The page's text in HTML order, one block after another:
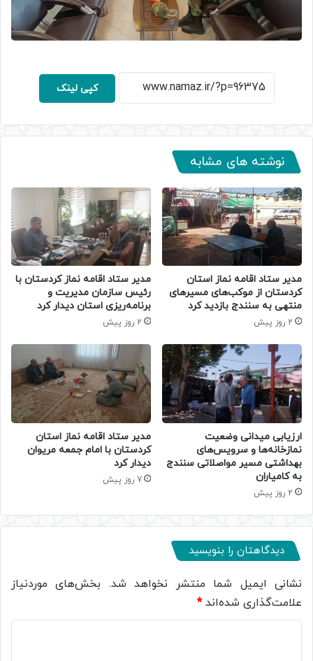
کپی لینک
نوشته های مشابه
مدیر ستاد اقامه نماز استان
کردستان از موکب‌های مسیرهای
منتهی به سنندج بازدید کرد
2 روز پیش
مدیر ستاد اقامه نماز کردستان با
رئیس سازمان مدیریت و
برنامه‌ریزی استان دیدار کرد
2 روز پیش
ارزیابی میدانی وضعیت
نمازخانه‌ها و سرویس‌های
بهداشتی مسیر مواصلاتی سنندج
به کامیاران
2 روز پیش
مدیر ستاد اقامه نماز استان
کردستان با امام جمعه مریوان
دیدار کرد
7 روز پیش
دیدگاهتان را بنویسید
نشانی ایمیل شما منتشر نخواهد شد. بخش‌های موردنیاز
علامت‌گذاری شده‌اند*